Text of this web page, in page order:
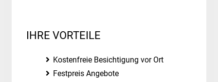
IHRE VORTEILE
Kostenfreie Besichtigung vor Ort
Festpreis Angebote